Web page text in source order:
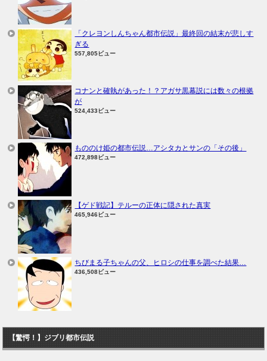
「クレヨンしんちゃん都市伝説」最終回の結末が悲しす
ぎる
557,805ビュー
コナンと確執があった！？アガサ黒幕説には数々の根拠
が
524,433ビュー
もののけ姫の都市伝説…アシタカとサンの「その後」
472,898ビュー
【ゲド戦記】テルーの正体に隠された真実
465,946ビュー
ちびまる子ちゃんの父、ヒロシの仕事を調べた結果…
436,508ビュー
【驚愕！】ジブリ都市伝説